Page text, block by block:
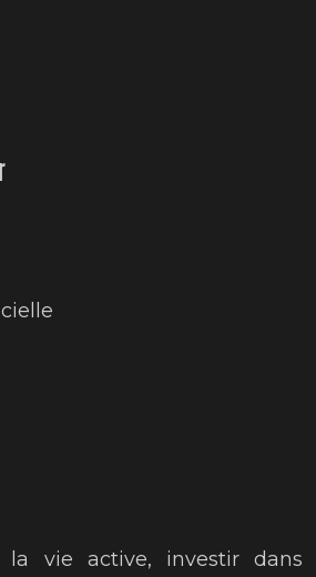
la vie active, investir dans